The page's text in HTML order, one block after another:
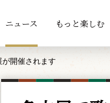
ニュース もっと楽しむ
開催されます